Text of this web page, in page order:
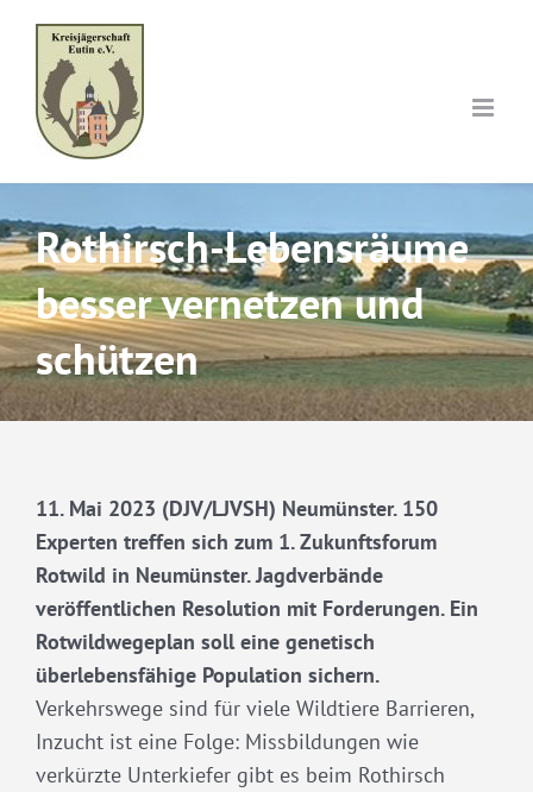
content
Rothirsch-Lebensräume
besser vernetzen und
schützen
11. Mai 2023 (DJV/LJVSH) Neumünster. 150
Experten treffen sich zum 1. Zukunftsforum
Rotwild in Neumünster. Jagdverbände
veröffentlichen Resolution mit Forderungen. Ein
Rotwildwegeplan soll eine genetisch
überlebensfähige Population sichern.
Verkehrswege sind für viele Wildtiere Barrieren,
Inzucht ist eine Folge: Missbildungen wie
verkürzte Unterkiefer gibt es beim Rothirsch